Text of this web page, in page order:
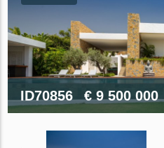
ID70856 € 9 500 000